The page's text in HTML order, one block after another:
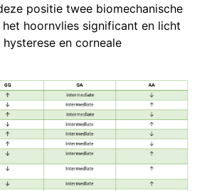
positie twee biomechanische
hoornvlies significant en licht
en corneale